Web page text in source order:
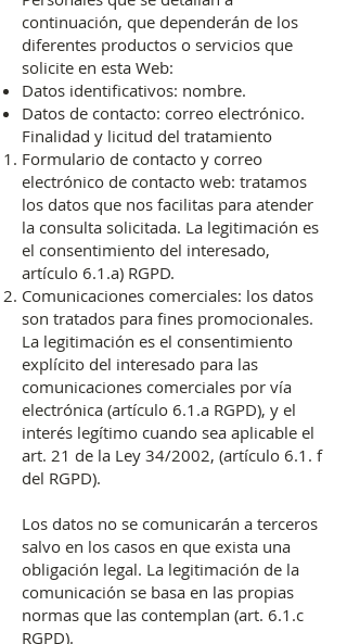
continuación, que dependerán de los
diferentes productos o servicios que
solicite en esta Web:
Datos identificativos: nombre.
Datos de contacto: correo electrónico.
Finalidad y licitud del tratamiento
Formulario de contacto y correo
electrónico de contacto web: tratamos
los datos que nos facilitas para atender
la consulta solicitada. La legitimación es
el consentimiento del interesado,
artículo 6.1.a) RGPD.
Comunicaciones comerciales: los datos
son tratados para fines promocionales.
La legitimación es el consentimiento
explícito del interesado para las
comunicaciones comerciales por vía
electrónica (artículo 6.1.a RGPD), y el
interés legítimo cuando sea aplicable el
art. 21 de la Ley 34/2002, (artículo 6.1. f
del RGPD).
Los datos no se comunicarán a terceros
salvo en los casos en que exista una
obligación legal. La legitimación de la
comunicación se basa en las propias
normas que las contemplan (art. 6.1.c
RGPD).